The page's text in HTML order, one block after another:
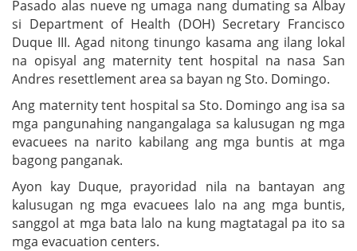
Pasado alas nueve ng umaga nang dumating sa Albay
si Department of Health (DOH) Secretary Francisco
Duque III. Agad nitong tinungo kasama ang ilang lokal
na opisyal ang maternity tent hospital na nasa San
Andres resettlement area sa bayan ng Sto. Domingo.
Ang maternity tent hospital sa Sto. Domingo ang isa sa
mga pangunahing nangangalaga sa kalusugan ng mga
evacuees na narito kabilang ang mga buntis at mga
bagong panganak.
Ayon kay Duque, prayoridad nila na bantayan ang
kalusugan ng mga evacuees lalo na ang mga buntis,
sanggol at mga bata lalo na kung magtatagal pa ito sa
mga evacuation centers.